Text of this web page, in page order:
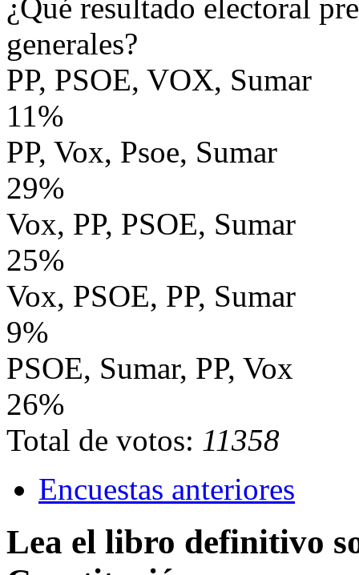
¿Qué resultado electoral
generales?
PP, PSOE, VOX, Sumar
11%
PP, Vox, Psoe, Sumar
29%
Vox, PP, PSOE, Sumar
25%
Vox, PSOE, PP, Sumar
9%
PSOE, Sumar, PP, Vox
26%
Total de votos: 11358
Encuestas anteriores
Lea el libro definitivo